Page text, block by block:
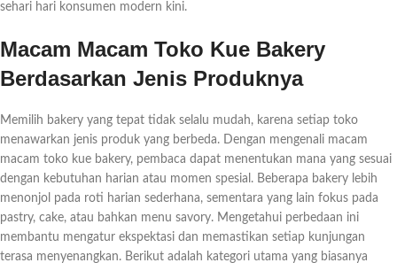
sehari hari konsumen modern kini.
Macam Macam Toko Kue Bakery
Berdasarkan Jenis Produknya
Memilih bakery yang tepat tidak selalu mudah, karena setiap toko
menawarkan jenis produk yang berbeda. Dengan mengenali macam
macam toko kue bakery, pembaca dapat menentukan mana yang sesuai
dengan kebutuhan harian atau momen spesial. Beberapa bakery lebih
menonjol pada roti harian sederhana, sementara yang lain fokus pada
pastry, cake, atau bahkan menu savory. Mengetahui perbedaan ini
membantu mengatur ekspektasi dan memastikan setiap kunjungan
terasa menyenangkan. Berikut adalah kategori utama yang biasanya